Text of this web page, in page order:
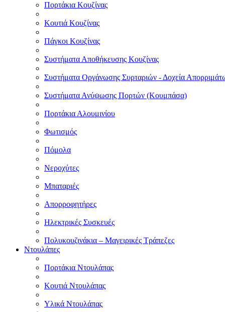
Πορτάκια Κουζίνας
Κουτιά Κουζίνας
Πάγκοι Κουζίνας
Συστήματα Αποθήκευσης Κουζίνας
Συστήματα Οργάνωσης Συρταριών - Δοχεία
Συστήματα Ανύψωσης Πορτών (Κουμπάσα)
Πορτάκια Αλουμινίου
Φωτισμός
Πόμολα
Νεροχύτες
Μπαταριές
Απορροφητήρες
Ηλεκτρικές Συσκευές
Πολυκουζινάκια – Μαγειρικές Τράπεζες
Ντουλάπες
Πορτάκια Ντουλάπας
Κουτιά Ντουλάπας
Υλικά Ντουλάπας